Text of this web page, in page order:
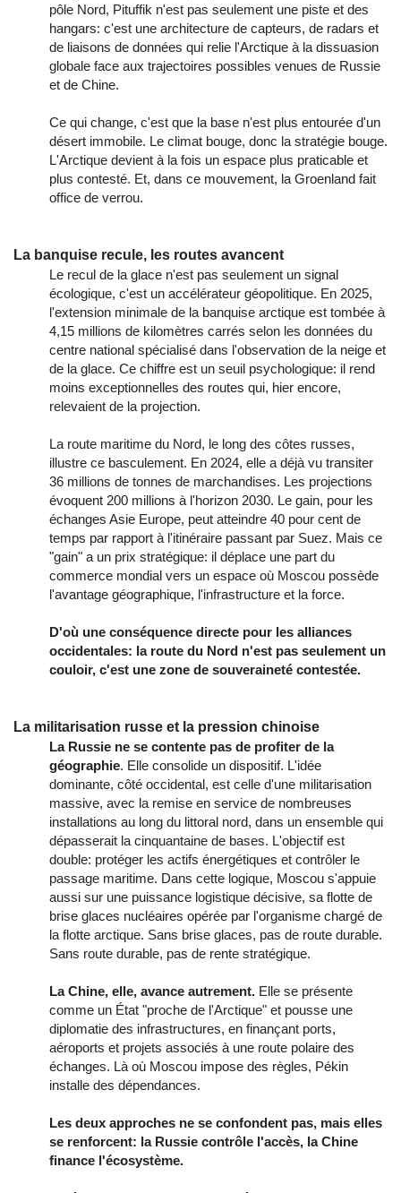
pôle Nord, Pituffik n'est pas seulement une piste et des
hangars: c'est une architecture de capteurs, de radars et
de liaisons de données qui relie l'Arctique à la dissuasion
globale face aux trajectoires possibles venues de Russie
et de Chine.
Ce qui change, c'est que la base n'est plus entourée d'un
désert immobile. Le climat bouge, donc la stratégie bouge.
L'Arctique devient à la fois un espace plus praticable et
plus contesté. Et, dans ce mouvement, la Groenland fait
office de verrou.
La banquise recule, les routes avancent
Le recul de la glace n'est pas seulement un signal
écologique, c'est un accélérateur géopolitique. En 2025,
l'extension minimale de la banquise arctique est tombée à
4,15 millions de kilomètres carrés selon les données du
centre national spécialisé dans l'observation de la neige et
de la glace. Ce chiffre est un seuil psychologique: il rend
moins exceptionnelles des routes qui, hier encore,
relevaient de la projection.
La route maritime du Nord, le long des côtes russes,
illustre ce basculement. En 2024, elle a déjà vu transiter
36 millions de tonnes de marchandises. Les projections
évoquent 200 millions à l'horizon 2030. Le gain, pour les
échanges Asie Europe, peut atteindre 40 pour cent de
temps par rapport à l'itinéraire passant par Suez. Mais ce
"gain" a un prix stratégique: il déplace une part du
commerce mondial vers un espace où Moscou possède
l'avantage géographique, l'infrastructure et la force.
D'où une conséquence directe pour les alliances
occidentales: la route du Nord n'est pas seulement un
couloir, c'est une zone de souveraineté contestée.
La militarisation russe et la pression chinoise
La Russie ne se contente pas de profiter de la
géographie. Elle consolide un dispositif. L'idée
dominante, côté occidental, est celle d'une militarisation
massive, avec la remise en service de nombreuses
installations au long du littoral nord, dans un ensemble qui
dépasserait la cinquantaine de bases. L'objectif est
double: protéger les actifs énergétiques et contrôler le
passage maritime. Dans cette logique, Moscou s'appuie
aussi sur une puissance logistique décisive, sa flotte de
brise glaces nucléaires opérée par l'organisme chargé de
la flotte arctique. Sans brise glaces, pas de route durable.
Sans route durable, pas de rente stratégique.
La Chine, elle, avance autrement. Elle se présente
comme un État "proche de l'Arctique" et pousse une
diplomatie des infrastructures, en finançant ports,
aéroports et projets associés à une route polaire des
échanges. Là où Moscou impose des règles, Pékin
installe des dépendances.
Les deux approches ne se confondent pas, mais elles
se renforcent: la Russie contrôle l'accès, la Chine
finance l'écosystème.